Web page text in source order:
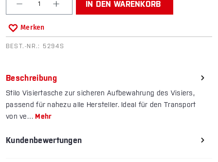
IN DEN WARENKORB
Merken
BEST.-NR.: 5294S
Beschreibung
Stilo Visiertasche zur sicheren Aufbewahrung des Visiers,
passend für nahezu alle Hersteller. Ideal für den Transport
von ve…Mehr
Kundenbewertungen